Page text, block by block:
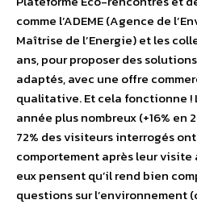
comme l’ADEME (Agence de
Maîtrise de l’Energie) et les
ans, pour proposer des
adaptés, avec une offre
qualitative. Et cela fonctionne !
année plus nombreux (+16% en
72% des visiteurs interrogés
comportement après leur visite
eux pensent qu’il rend bien
questions sur l’environnement